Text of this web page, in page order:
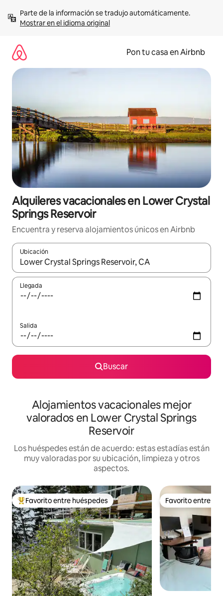
contenidoMostrar en el idioma original
Pon tu casa en Airbnb
Alquileres vacacionales en Lower Crystal
Springs Reservoir
Encuentra y reserva alojamientos únicos en Airbnb
Ubicación
Cuando los resultados estén disponibles, navega con las
Llegada
Salida
Buscar
Alojamientos vacacionales mejor
valorados en Lower Crystal Springs
Reservoir
Los huéspedes están de acuerdo: estas estadías están
muy valoradas por su ubicación, limpieza y otros
aspectos.
Favorito entre huéspedes preferido
Favorito entre huéspedes Favorito entre
Favorito entre